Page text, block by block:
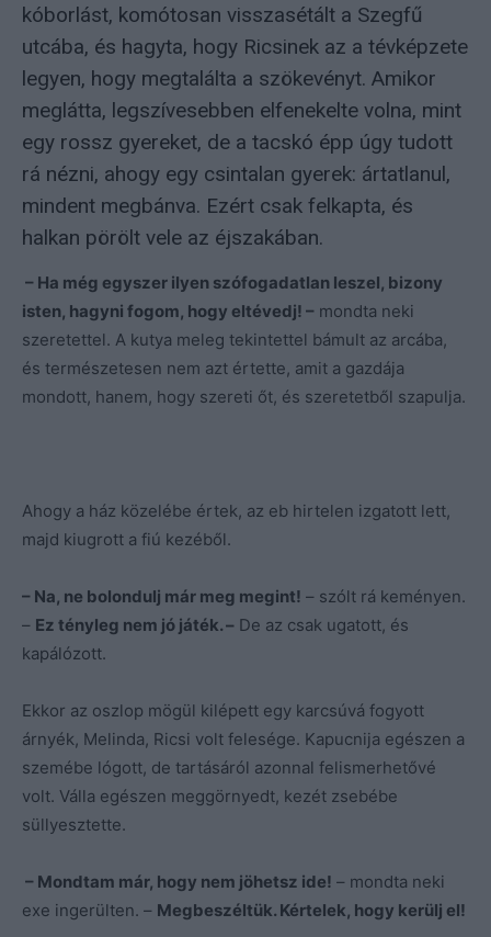
kóborlást, komótosan visszasétált a Szegfű
utcába, és hagyta, hogy Ricsinek az a tévképzete
legyen, hogy megtalálta a szökevényt. Amikor
meglátta, legszívesebben elfenekelte volna, mint
egy rossz gyereket, de a tacskó épp úgy tudott
rá nézni, ahogy egy csintalan gyerek: ártatlanul,
mindent megbánva. Ezért csak felkapta, és
halkan pörölt vele az éjszakában.
– Ha még egyszer ilyen szófogadatlan leszel, bizony
isten, hagyni fogom, hogy eltévedj! – mondta neki
szeretettel. A kutya meleg tekintettel bámult az arcába,
és természetesen nem azt értette, amit a gazdája
mondott, hanem, hogy szereti őt, és szeretetből szapulja.
Ahogy a ház közelébe értek, az eb hirtelen izgatott lett,
majd kiugrott a fiú kezéből.
– Na, ne bolondulj már meg megint! – szólt rá keményen.
– Ez tényleg nem jó játék. – De az csak ugatott, és
kapálózott.
Ekkor az oszlop mögül kilépett egy karcsúvá fogyott
árnyék, Melinda, Ricsi volt felesége. Kapucnija egészen a
szemébe lógott, de tartásáról azonnal felismerhetővé
volt. Válla egészen meggörnyedt, kezét zsebébe
süllyesztette.
– Mondtam már, hogy nem jöhetsz ide! – mondta neki
exe ingerülten. – Megbeszéltük. Kértelek, hogy kerülj el!